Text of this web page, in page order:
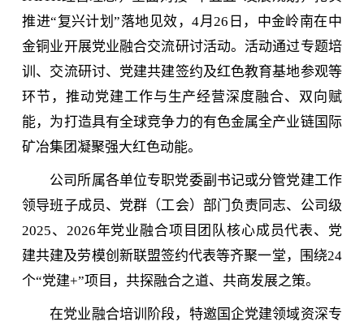
推进“复兴计划”落地见效，4月26日，中金岭南在中
金铜业开展党业融合交流研讨活动。活动通过专题培
训、交流研讨、党建共建签约及红色教育基地参观等
环节，推动党建工作与生产经营深度融合、双向赋
能，为打造具有全球竞争力的有色金属全产业链国际
矿冶集团凝聚强大红色动能。
公司所属各单位专职党委副书记或分管党建工作
领导班子成员、党群（工会）部门负责同志、公司级
2025、2026年党业融合项目团队核心成员代表、党
建共建及劳模创新联盟签约代表等齐聚一堂，围绕24
个“党建+”项目，共探融合之道、共商发展之策。
在党业融合培训阶段，特邀国企党建领域资深专